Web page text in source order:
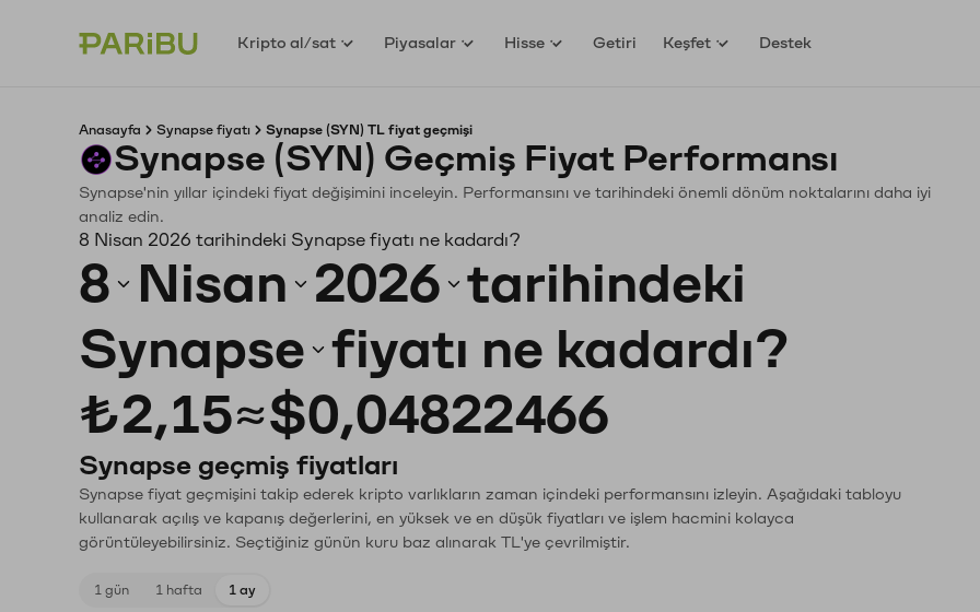
Kripto al/sat Piyasalar Hisse Getiri Keşfet Destek
Anasayfa Synapse fiyatı Synapse (SYN) TL fiyat geçmişi
Synapse (SYN) Geçmiş Fiyat Performansı
Synapse'nin yıllar içindeki fiyat değişimini inceleyin. Performansını ve tarihindeki önemli dönüm noktalarını daha iyi
analiz edin.
8 Nisan 2026 tarihindeki Synapse fiyatı ne kadardı?
8 Nisan 2026 tarihindeki
Synapse fiyatı ne kadardı?
₺2,15≈$0,04822466
Synapse geçmiş fiyatları
Synapse fiyat geçmişini takip ederek kripto varlıkların zaman içindeki performansını izleyin. Aşağıdaki tabloyu
kullanarak açılış ve kapanış değerlerini, en yüksek ve en düşük fiyatları ve işlem hacmini kolayca
görüntüleyebilirsiniz. Seçtiğiniz günün kuru baz alınarak TL'ye çevrilmiştir.
1 gün 1 hafta 1 ay